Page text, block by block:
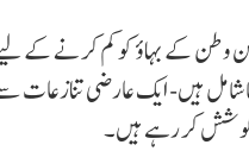
نئے تارکین وطن کے بہاؤ کو کم کرنے
شامل ہیں- ایک عارضی تنازعات
کوشش کر رہے ہیں۔